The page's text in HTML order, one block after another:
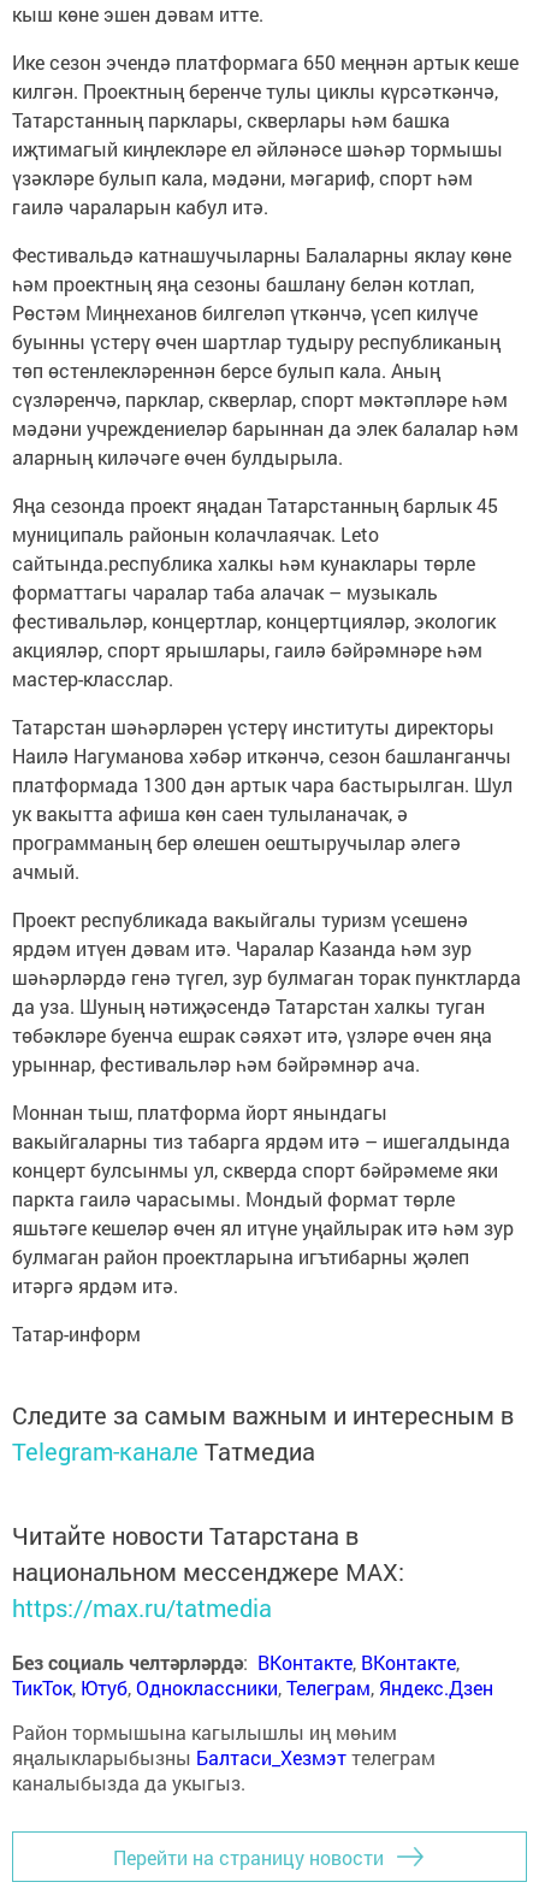
кыш көне эшен дәвам итте.
Ике сезон эчендә платформага 650 меңнән артык кеше
килгән. Проектның беренче тулы циклы күрсәткәнчә,
Татарстанның парклары, скверлары һәм башка
иҗтимагый киңлекләре ел әйләнәсе шәһәр тормышы
үзәкләре булып кала, мәдәни, мәгариф, спорт һәм
гаилә чараларын кабул итә.
Фестивальдә катнашучыларны Балаларны яклау көне
һәм проектның яңа сезоны башлану белән котлап,
Рөстәм Миңнеханов билгеләп үткәнчә, үсеп килүче
буынны үстерү өчен шартлар тудыру республиканың
төп өстенлекләреннән берсе булып кала. Аның
сүзләренчә, парклар, скверлар, спорт мәктәпләре һәм
мәдәни учреждениеләр барыннан да элек балалар һәм
аларның киләчәге өчен булдырыла.
Яңа сезонда проект яңадан Татарстанның барлык 45
муниципаль районын колачлаячак. Leto
сайтында.республика халкы һәм кунаклары төрле
форматтагы чаралар таба алачак – музыкаль
фестивальләр, концертлар, концертцияләр, экологик
акцияләр, спорт ярышлары, гаилә бәйрәмнәре һәм
мастер-класслар.
Татарстан шәһәрләрен үстерү институты директоры
Наилә Нагуманова хәбәр иткәнчә, сезон башланганчы
платформада 1300 дән артык чара бастырылган. Шул
ук вакытта афиша көн саен тулыланачак, ә
программаның бер өлешен оештыручылар әлегә
ачмый.
Проект республикада вакыйгалы туризм үсешенә
ярдәм итүен дәвам итә. Чаралар Казанда һәм зур
шәһәрләрдә генә түгел, зур булмаган торак пунктларда
да уза. Шуның нәтиҗәсендә Татарстан халкы туган
төбәкләре буенча ешрак сәяхәт итә, үзләре өчен яңа
урыннар, фестивальләр һәм бәйрәмнәр ача.
Моннан тыш, платформа йорт янындагы
вакыйгаларны тиз табарга ярдәм итә – ишегалдында
концерт булсынмы ул, скверда спорт бәйрәмеме яки
паркта гаилә чарасымы. Мондый формат төрле
яшьтәге кешеләр өчен ял итүне уңайлырак итә һәм зур
булмаган район проектларына игътибарны җәлеп
итәргә ярдәм итә.
Татар-информ
Следите за самым важным и интересным в
Telegram-канале Татмедиа
Читайте новости Татарстана в
национальном мессенджере MАХ:
https://max.ru/tatmedia
Без социаль челтәрләрдә: ВКонтакте, ВКонтакте,
ТикТок, Ютуб,Одноклассники,Телеграм, Яндекс.Дзен
Район тормышына кагылышлы иң мөһим
яңалыкларыбызны Балтаси_Хезмэттелеграм
каналыбызда да укыгыз.
Перейти на страницу новости